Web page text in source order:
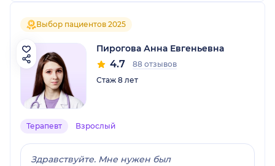
Выбор пациентов 2025
Пирогова Анна Евгеньевна
4.7
88 отзывов
Стаж 8 лет
Терапевт Взрослый
Здравствуйте. Мне нужен был